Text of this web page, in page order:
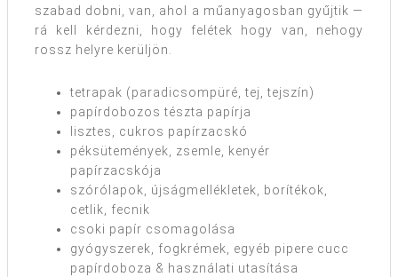
szabad dobni, van, ahol a műanyagosban gyűjtik —
rá kell kérdezni, hogy felétek hogy van, nehogy
rossz helyre kerüljön.
tetrapak (paradicsompüré, tej, tejszín)
papírdobozos tészta papírja
lisztes, cukros papírzacskó
péksütemények, zsemle, kenyér
papírzacskója
szórólapok, újságmellékletek, borítékok,
cetlik, fecnik
csoki papír csomagolása
gyógyszerek, fogkrémek, egyéb pipere cucc
papírdoboza & használati utasítása